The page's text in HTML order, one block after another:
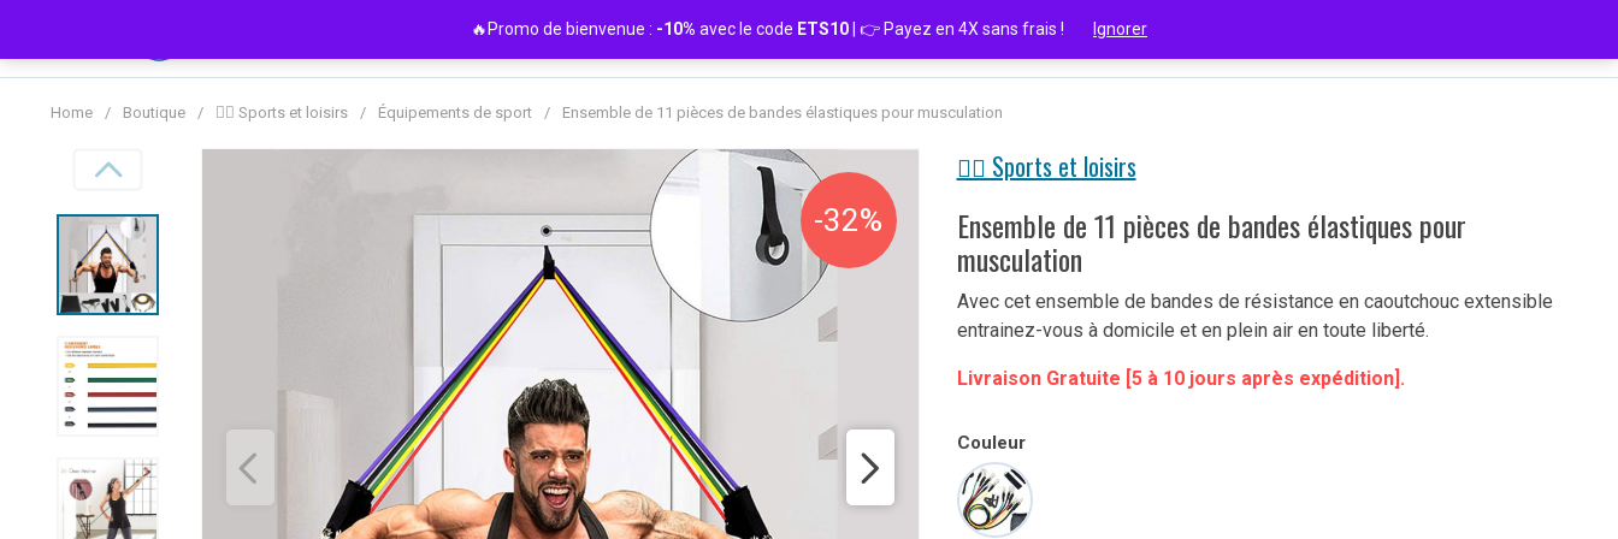
contenu
Home / Boutique / 🏋️‍♀️ Sports et loisirs / Équipements de sport / Ensemble de 11 pièces de bandes élastiques pour musculation
-32%
🏋️‍♀️ Sports et loisirs
Ensemble de 11 pièces de bandes élastiques pour
musculation
Avec cet ensemble de bandes de résistance en caoutchouc extensible
entrainez-vous à domicile et en plein air en toute liberté.
Livraison Gratuite [5 à 10 jours après expédition].
Couleur
🔥Promo de bienvenue : -10% avec le code ETS10 | 👉 Payez en 4X sans frais ! Ignorer